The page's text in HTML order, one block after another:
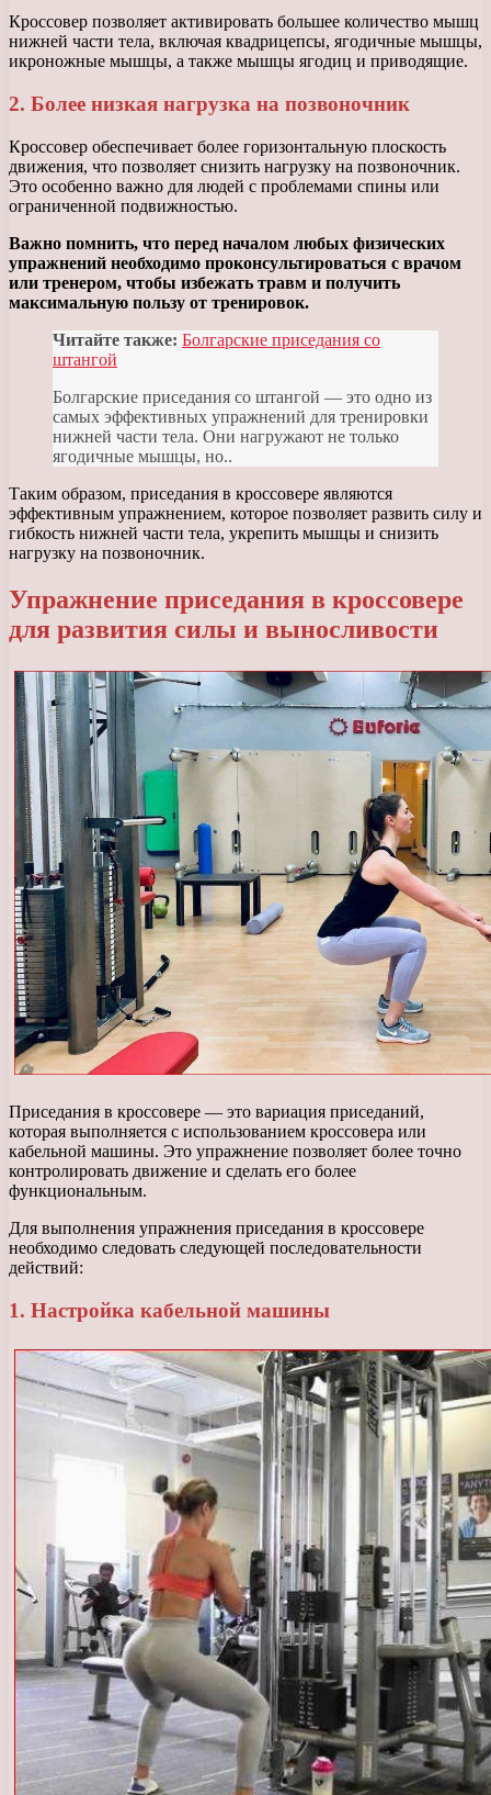
Кроссовер позволяет активировать большее количество мышц
нижней части тела, включая квадрицепсы, ягодичные мышцы,
икроножные мышцы, а также мышцы ягодиц и приводящие.
2. Более низкая нагрузка на позвоночник
Кроссовер обеспечивает более горизонтальную плоскость
движения, что позволяет снизить нагрузку на позвоночник.
Это особенно важно для людей с проблемами спины или
ограниченной подвижностью.
Важно помнить, что перед началом любых физических
упражнений необходимо проконсультироваться с врачом
или тренером, чтобы избежать травм и получить
максимальную пользу от тренировок.
Читайте также: Болгарские приседания со
штангой
Болгарские приседания со штангой — это одно из
самых эффективных упражнений для тренировки
нижней части тела. Они нагружают не только
ягодичные мышцы, но..
Таким образом, приседания в кроссовере являются
эффективным упражнением, которое позволяет развить силу и
гибкость нижней части тела, укрепить мышцы и снизить
нагрузку на позвоночник.
Упражнение приседания в кроссовере
для развития силы и выносливости
Приседания в кроссовере — это вариация приседаний,
которая выполняется с использованием кроссовера или
кабельной машины. Это упражнение позволяет более точно
контролировать движение и сделать его более
функциональным.
Для выполнения упражнения приседания в кроссовере
необходимо следовать следующей последовательности
действий:
1. Настройка кабельной машины